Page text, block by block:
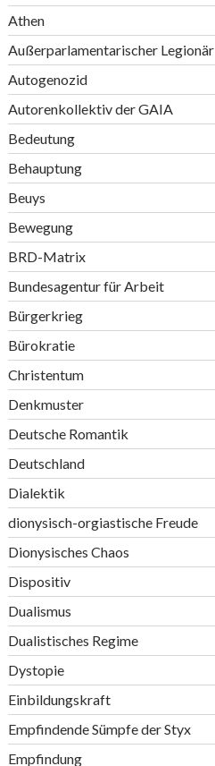
Athen
Außerparlamentarischer Legionär
Autogenozid
Autorenkollektiv der GAIA
Bedeutung
Behauptung
Beuys
Bewegung
BRD-Matrix
Bundesagentur für Arbeit
Bürgerkrieg
Bürokratie
Christentum
Denkmuster
Deutsche Romantik
Deutschland
Dialektik
dionysisch-orgiastische Freude
Dionysisches Chaos
Dispositiv
Dualismus
Dualistisches Regime
Dystopie
Einbildungskraft
Empfindende Sümpfe der Styx
Empfindung